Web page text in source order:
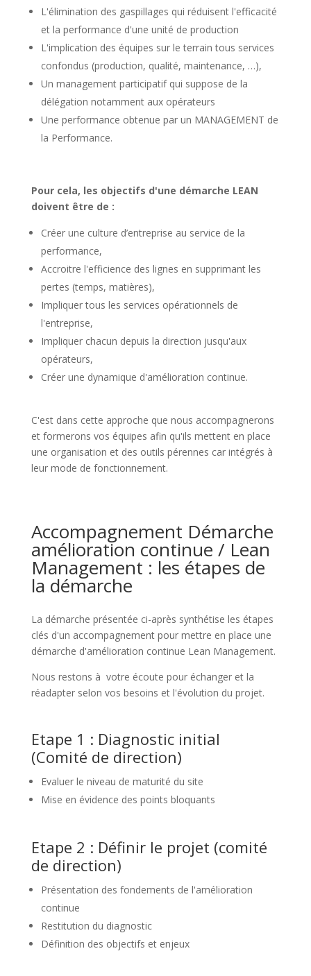
L'élimination des gaspillages qui réduisent l'efficacité
et la performance d'une unité de production
L'implication des équipes sur le terrain tous services
confondus (production, qualité, maintenance, …),
Un management participatif qui suppose de la
délégation notamment aux opérateurs
Une performance obtenue par un MANAGEMENT de
la Performance.
Pour cela, les objectifs d'une démarche LEAN
doivent être de :
Créer une culture d’entreprise au service de la
performance,
Accroitre l'efficience des lignes en supprimant les
pertes (temps, matières),
Impliquer tous les services opérationnels de
l'entreprise,
Impliquer chacun depuis la direction jusqu'aux
opérateurs,
Créer une dynamique d'amélioration continue.
C'est dans cette approche que nous accompagnerons
et formerons vos équipes afin qu'ils mettent en place
une organisation et des outils pérennes car intégrés à
leur mode de fonctionnement.
Accompagnement Démarche
amélioration continue / Lean
Management : les étapes de
la démarche
La démarche présentée ci-après synthétise les étapes
clés d'un accompagnement pour mettre en place une
démarche d'amélioration continue Lean Management.
Nous restons à votre écoute pour échanger et la
réadapter selon vos besoins et l'évolution du projet.
Etape 1 : Diagnostic initial
(Comité de direction)
Evaluer le niveau de maturité du site
Mise en évidence des points bloquants
Etape 2 : Définir le projet (comité
de direction)
Présentation des fondements de l'amélioration
continue
Restitution du diagnostic
Définition des objectifs et enjeux